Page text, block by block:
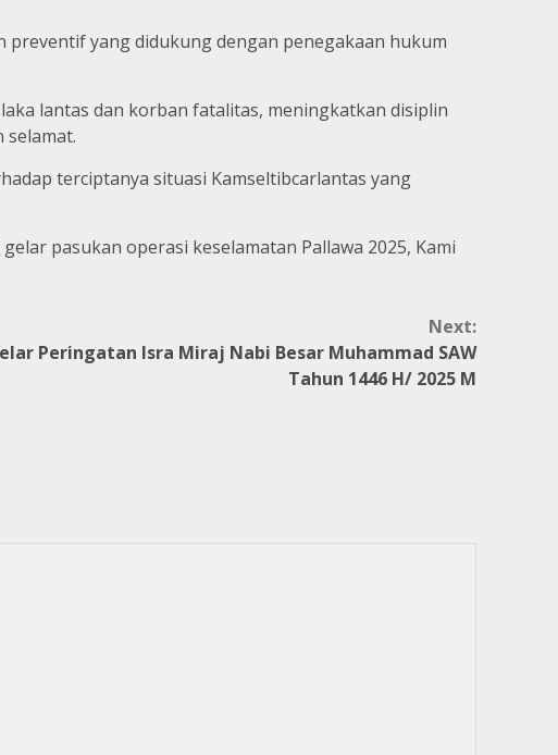
yang didukung dengan penegakaan hukum
lantas dan korban fatalitas, meningkatkan disiplin
selamat.
terciptanya situasi Kamseltibcarlantas yang
pasukan operasi keselamatan Pallawa 2025, Kami
Next:
Peringatan Isra Miraj Nabi Besar Muhammad SAW
Tahun 1446 H/ 2025 M